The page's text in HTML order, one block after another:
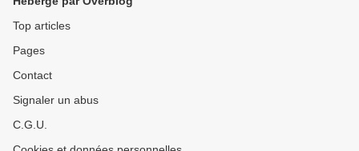
Top articles
Pages
Contact
Signaler un abus
C.G.U.